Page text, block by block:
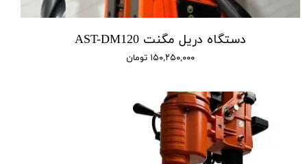
دستگاه دریل مگنت AST-DM120
۱۵۰,۲۵۰,۰۰۰ تومان